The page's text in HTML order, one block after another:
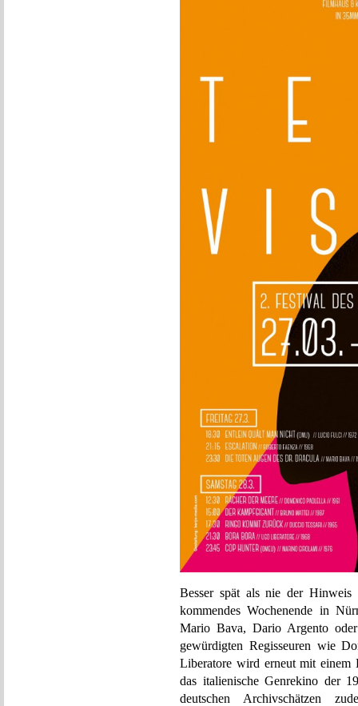
Besser spät als nie der
kommendes Wochenende in
Mario Bava, Dario Argento
gewürdigten Regisseuren wie
Liberatore wird erneut mit
das italienische Genrekino der
deutschen Archivschätzen